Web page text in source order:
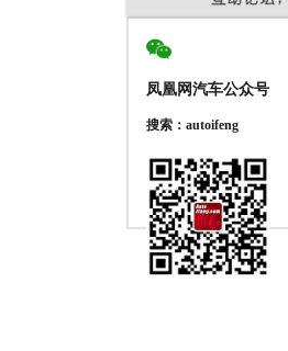
凤凰网汽车公众号
搜索：autoifeng